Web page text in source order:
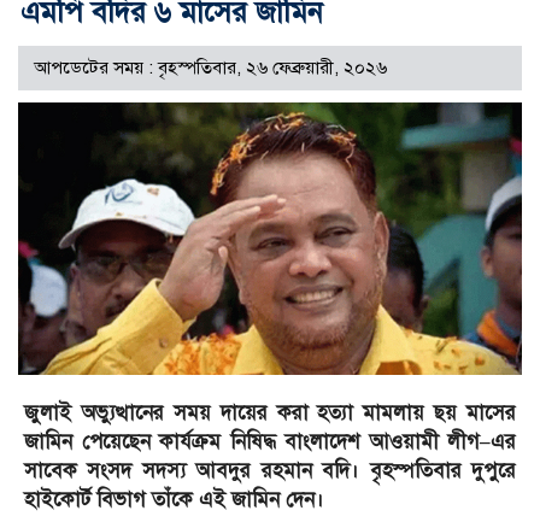
এমপি বদির ৬ মাসের জামিন
আপডেটের সময় : বৃহস্পতিবার, ২৬ ফেব্রুয়ারী, ২০২৬
জুলাই অভ্যুত্থানের সময় দায়ের করা হত্যা মামলায় ছয় মাসের
জামিন পেয়েছেন কার্যক্রম নিষিদ্ধবাংলাদেশ আওয়ামী লীগ–এর
সাবেক সংসদ সদস্যআবদুর রহমান বদি। বৃহস্পতিবার দুপুরে
হাইকোর্ট বিভাগতাঁকে এই জামিন দেন।